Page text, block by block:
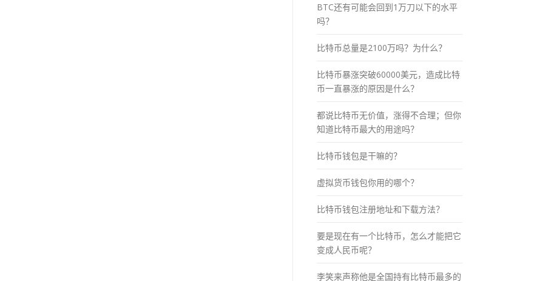
BTC还有可能会回到1万刀以下的水平
吗？
比特币总量是2100万吗？为什么？
比特币暴涨突破60000美元，造成比特
币一直暴涨的原因是什么？
都说比特币无价值，涨得不合理；但你
知道比特币最大的用途吗？
比特币钱包是干嘛的？
虚拟货币钱包你用的哪个？
比特币钱包注册地址和下载方法？
要是现在有一个比特币，怎么才能把它
变成人民币呢？
李笑来声称他是全国持有比特币最多的